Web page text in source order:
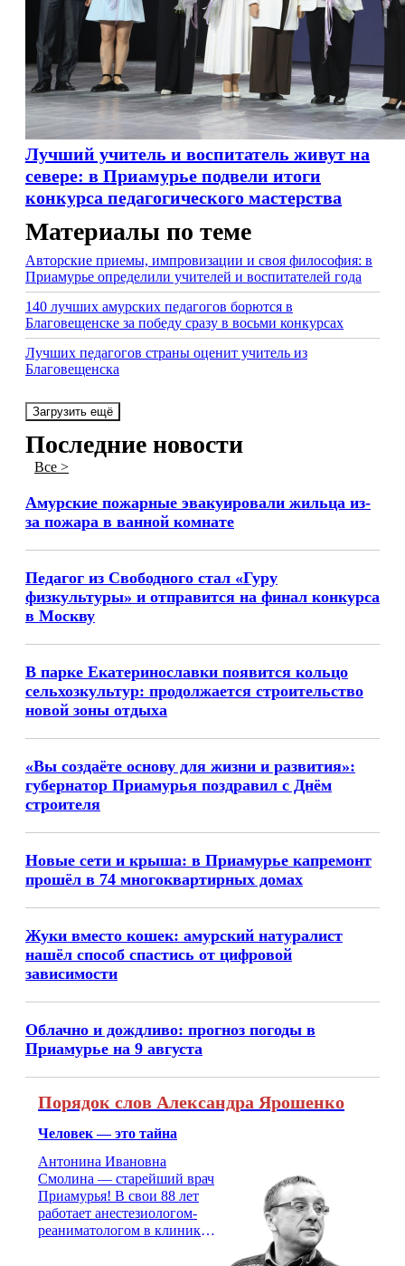
Лучший учитель и воспитатель живут на
севере: в Приамурье подвели итоги
конкурса педагогического мастерства
Материалы по теме
Авторские приемы, импровизации и своя философия: в
Приамурье определили учителей и воспитателей года
140 лучших амурских педагогов борются в
Благовещенске за победу сразу в восьми конкурсах
Лучших педагогов страны оценит учитель из
Благовещенска
Загрузить ещё
Последние новости
Все >
Амурские пожарные эвакуировали жильца из-
за пожара в ванной комнате
Педагог из Свободного стал «Гуру
физкультуры» и отправится на финал конкурса
в Москву
В парке Екатеринославки появится кольцо
сельхозкультур: продолжается строительство
новой зоны отдыха
«Вы создаёте основу для жизни и развития»:
губернатор Приамурья поздравил с Днём
строителя
Новые сети и крыша: в Приамурье капремонт
прошёл в 74 многоквартирных домах
Жуки вместо кошек: амурский натуралист
нашёл способ спастись от цифровой
зависимости
Облачно и дождливо: прогноз погоды в
Приамурье на 9 августа
Порядок слов Александра Ярошенко
Человек — это тайна
Антонина Ивановна
Смолина — старейший врач
Приамурья! В свои 88 лет
работает анестезиологом-
реаниматологом в клинике